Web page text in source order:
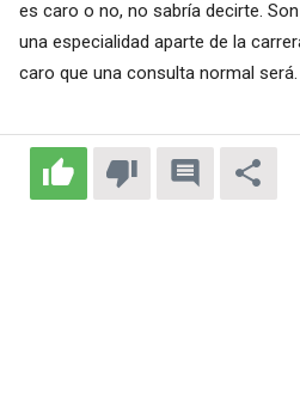
es caro o no, no sabría decirte.
una especialidad aparte de la
caro que una consulta normal será.